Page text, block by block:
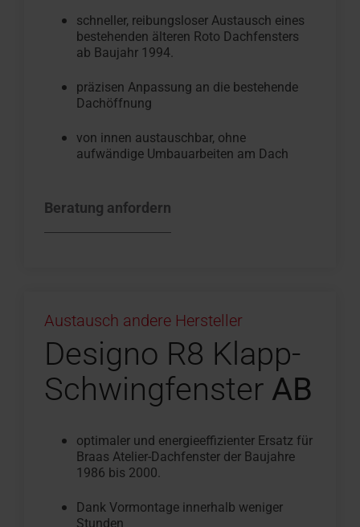
schneller, reibungsloser Austausch eines
bestehenden älteren Roto Dachfensters
ab Baujahr 1994.
präzisen Anpassung an die bestehende
Dachöffnung
von innen austauschbar, ohne
aufwändige Umbauarbeiten am Dach
Beratung anfordern
Austausch andere Hersteller
Designo R8 Klapp-
Schwingfenster AB
optimaler und energieeffizienter Ersatz für
Braas Atelier-Dachfenster der Baujahre
1986 bis 2000.
Dank Vormontage innerhalb weniger
Stunden